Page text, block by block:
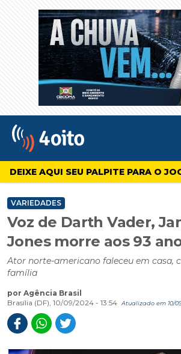
4oito
DEIXE AQUI SEU PALPITE PARA O
VARIEDADES
Voz de Darth Vader,
Jones morre aos 93
Ator norte-americano faleceu em casa,
família
por Agência Brasil
Brasília (DF), 10/09/2024 - 13:54
Atualizado em 10/